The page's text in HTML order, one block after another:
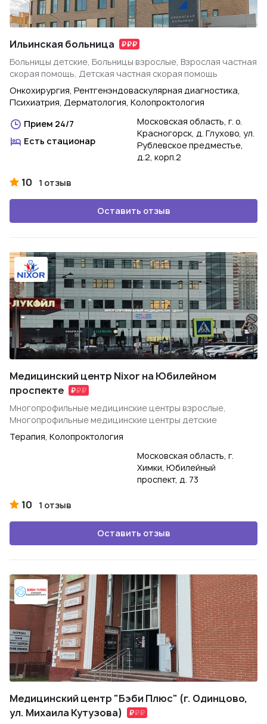
Ильинская больница
Больницы детские, Больницы взрослые, Взрослая частная
скорая помощь, Детская частная скорая помощь
Онкохирургия, Рентгенэндоваскулярная диагностика,
Психиатрия, Дерматология, Колопроктология
Прием 24/7
Есть стационар
Московская область, г. о.
Красногорск, д. Глухово, ул.
Рублевское предместье,
д.2, корп.2
10 1 отзыв
Оставить отзыв
Медицинский центр Nixor на Юбилейном
проспекте
Многопрофильные медицинские центры взрослые,
Многопрофильные медицинские центры детские
Терапия, Колопроктология
Московская область, г.
Химки, Юбилейный
проспект, д. 73
10 1 отзыв
Оставить отзыв
Медицинский центр "Бэби Плюс" (г. Одинцово,
ул. Михаила Кутузова)